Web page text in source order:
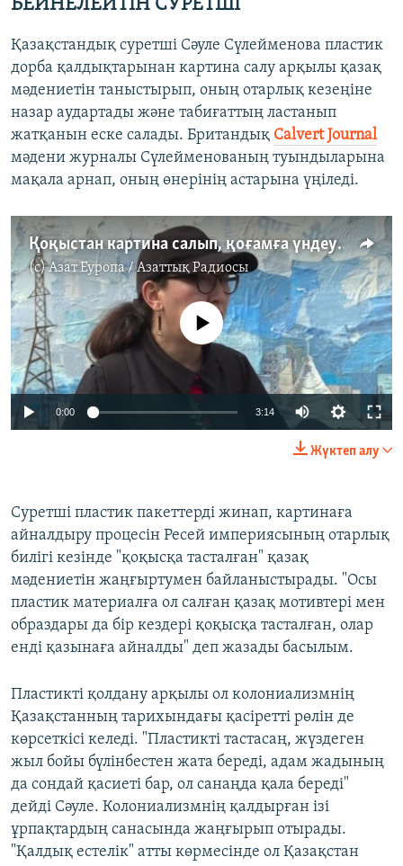
БЕЙНЕЛЕЙТІН СУРЕТШІ
Қазақстандық суретші Сәуле Сүлейменова пластик
дорба қалдықтарынан картина салу арқылы қазақ
мәдениетін таныстырып, оның отарлық кезеңіне
назар аудартады және табиғаттың ластанып
жатқанын еске салады. Британдық Calvert Journal
мәдени журналы Сүлейменованың туындыларына
мақала арнап, оның өнерінің астарына үңіледі.
Қоқыстан картина салып, қоғамға үндеу жасаған суретші
(c)Азат Еуропа / Азаттық Радиосы
720p 1080p
No media source currently available
0:00 3:14
720p
1080p
Жүктеп алу
Суретші пластик пакеттерді жинап, картинаға
айналдыру процесін Ресей империясының отарлық
билігі кезінде "қоқысқа тасталған" қазақ
мәдениетін жаңғыртумен байланыстырады. "Осы
пластик материалға ол салған қазақ мотивтері мен
образдары да бір кездері қоқысқа тасталған, олар
енді қазынаға айналды" деп жазады басылым.
Пластикті қолдану арқылы ол колониализмнің
Қазақстанның тарихындағы қасіретті рөлін де
көрсеткісі келеді. "Пластикті тастасаң, жүздеген
жыл бойы бүлінбестен жата береді, адам жадының
да сондай қасиеті бар, ол санаңда қала береді"
дейді Сәуле. Колониализмнің қалдырған ізі
ұрпақтардың санасында жаңғырып отырады.
"Қалдық естелік" атты көрмесінде ол Қазақстан